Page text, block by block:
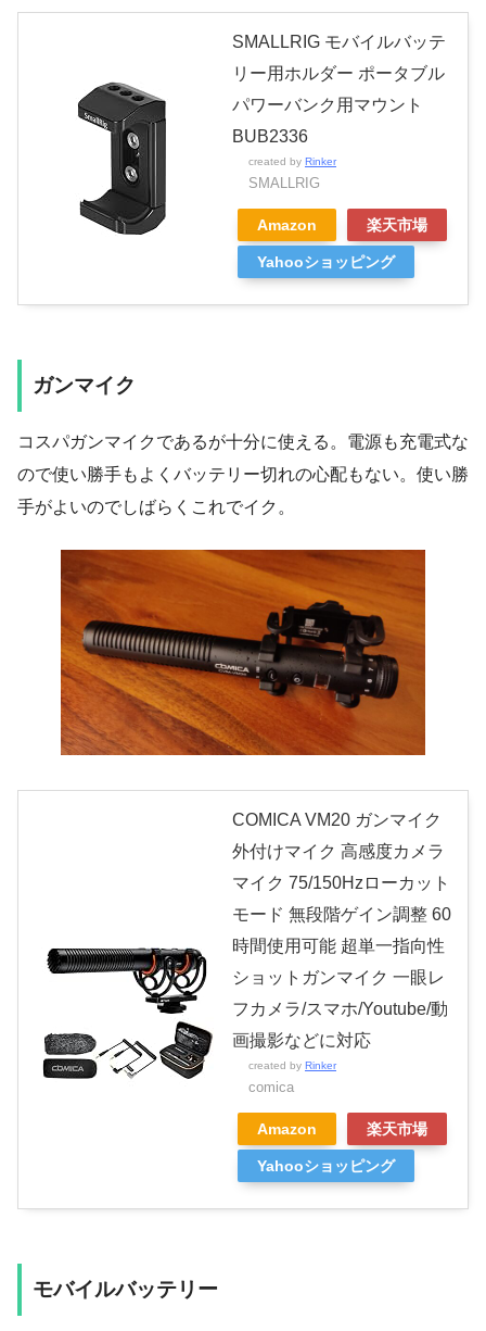
SMALLRIG モバイルバッテ
リー用ホルダー ポータブル
パワーバンク用マウント
BUB2336
created by Rinker
SMALLRIG
Amazon 楽天市場
Yahooショッピング
ガンマイク
コスパガンマイクであるが十分に使える。電源も充電式な
ので使い勝手もよくバッテリー切れの心配もない。使い勝
手がよいのでしばらくこれでイク。
COMICA VM20 ガンマイク
外付けマイク 高感度カメラ
マイク 75/150Hzローカット
モード 無段階ゲイン調整 60
時間使用可能 超単一指向性
ショットガンマイク 一眼レ
フカメラ/スマホ/Youtube/動
画撮影などに対応
created by Rinker
comica
Amazon 楽天市場
Yahooショッピング
モバイルバッテリー